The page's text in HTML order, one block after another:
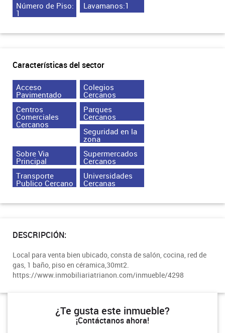
Número de Piso:
1
Lavamanos:1
Características del sector
Acceso
Pavimentado
Colegios
Cercanos
Centros
Comerciales
Cercanos
Parques
Cercanos
Seguridad en la
zona
Sobre Via
Principal
Supermercados
Cercanos
Transporte
Publico Cercano
Universidades
Cercanas
DESCRIPCIÓN:
Local para venta bien ubicado, consta de salón, cocina, red de
gas, 1 baño, piso en céramica,30mt2.
https://www.inmobiliariatrianon.com/inmueble/4298
¿Te gusta este inmueble?
¡Contáctanos ahora!